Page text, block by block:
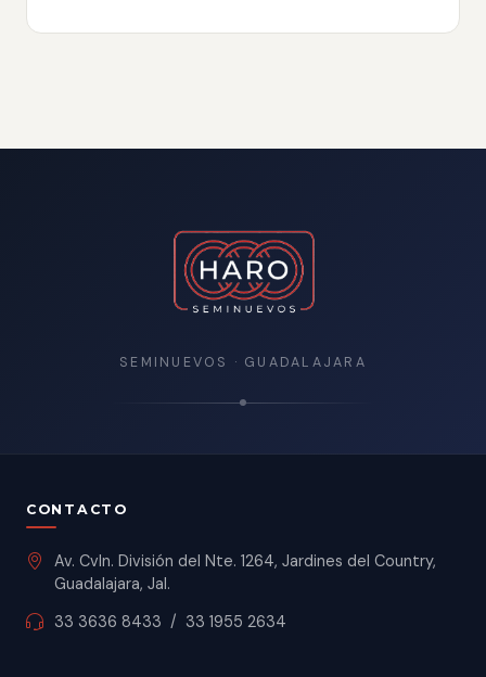
SEMINUEVOS · GUADALAJARA
CONTACTO
Av. Cvln. División del Nte. 1264, Jardines del Country,
Guadalajara, Jal.
33 3636 8433 / 33 1955 2634